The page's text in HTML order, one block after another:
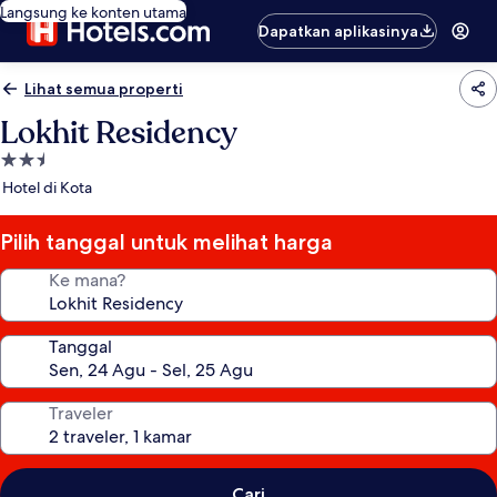
Langsung ke konten utama
Dapatkan aplikasinya
Lihat semua properti
Lokhit Residency
Properti
bintang
Hotel di Kota
Pilih tanggal untuk melihat harga
Ke mana?
Tanggal
Traveler